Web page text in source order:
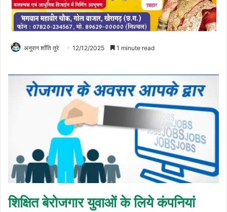
अनुराग शाँति तुरे 12/12/2025 1 minute read
शिक्षित बेरोजगार युवाओं के लिये कंपनियां